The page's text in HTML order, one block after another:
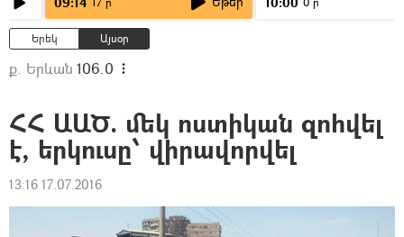
Երեկ Այսօր
ք. Երևան 106.0
ՀՀ ԱԱԾ. մեկ ոստիկան զոհվել
է, երկուսը՝ վիրավորվել
13:16 17.07.2016